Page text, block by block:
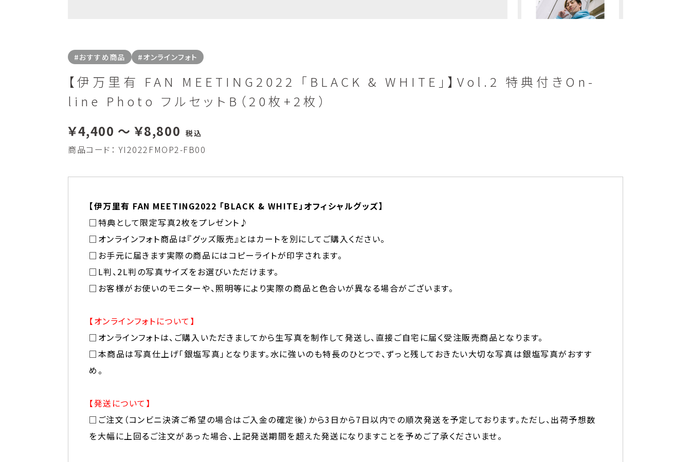
#おすすめ商品 #オンラインフォト
【伊万里有 FAN MEETING2022 「BLACK & WHITE」】Vol.2 特典付きOn-
line Photo フルセットB（20枚+2枚）
￥4,400 ～ ￥8,800
税込
商品コード：YI2022FMOP2-FB00
【伊万里有 FAN MEETING2022 「BLACK & WHITE」オフィシャルグッズ】
□特典として限定写真2枚をプレゼント♪
□オンラインフォト商品は『グッズ販売』とはカートを別にしてご購入ください。
□お手元に届きます実際の商品にはコピーライトが印字されます。
□L判、2L判の写真サイズをお選びいただけます。
□お客様がお使いのモニターや、照明等により実際の商品と色合いが異なる場合がございます。
【オンラインフォトについて】
□オンラインフォトは、ご購入いただきましてから生写真を制作して発送し、直接ご自宅に届く受注販売商品となります。
□本商品は写真仕上げ「銀塩写真」となります。水に強いのも特長のひとつで、ずっと残しておきたい大切な写真は銀塩写真がおすす
め。
【発送について】
□ご注文（コンビニ決済ご希望の場合はご入金の確定後）から3日から7日以内での順次発送を予定しております。ただし、出荷予想数
を大幅に上回るご注文があった場合、上記発送期間を超えた発送になりますことを予めご了承くださいませ。